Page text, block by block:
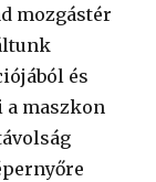
mozgástér
és
maszkon